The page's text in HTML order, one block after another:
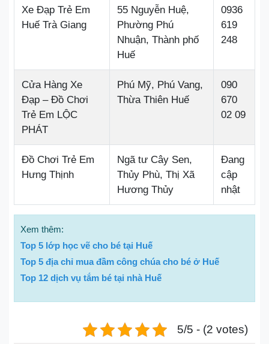
Xe Đạp Trẻ Em
Huế Trà Giang
55 Nguyễn Huệ,
Phường Phú
Nhuận, Thành phố
Huế
0936
619
248
Cửa Hàng Xe
Đạp – Đồ Chơi
Trẻ Em LỘC
PHÁT
Phú Mỹ, Phú Vang,
Thừa Thiên Huế
090
670
02 09
Đồ Chơi Trẻ Em
Hưng Thịnh
Ngã tư Cây Sen,
Thủy Phù, Thị Xã
Hương Thủy
Đang
cập
nhật
Xem thêm:
Top 5 lớp học vẽ cho bé tại Huế
Top 5 địa chỉ mua đầm công chúa cho bé ở Huế
Top 12 dịch vụ tắm bé tại nhà Huế
5/5 - (2 votes)